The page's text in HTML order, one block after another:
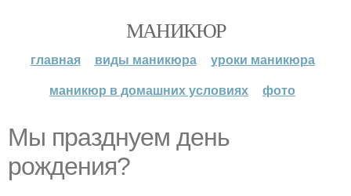
МАНИКЮР
главная виды маникюра
уроки маникюра
маникюр в домашних условиях
фото
Мы празднуем день
рождения?